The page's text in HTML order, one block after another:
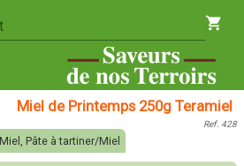
shopping_cart
Miel de Printemps 250g Teramiel
Ref. 428
Pâte à tartiner/Miel